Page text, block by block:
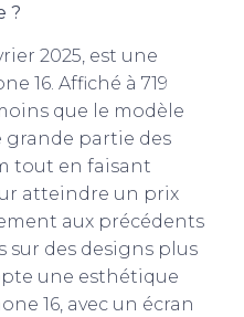
?
2025, est une
16. Affiché à 719
que le modèle
grande partie des
tout en faisant
atteindre un prix
aux précédents
sur des designs plus
une esthétique
16, avec un écran